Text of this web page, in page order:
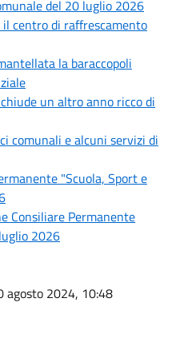
del 20 luglio 2026
centro di raffrescamento
la baraccopoli
un altro anno ricco di
comunali e alcuni servizi di
"Scuola, Sport e
Consiliare Permanente
2026
agosto 2024, 10:48